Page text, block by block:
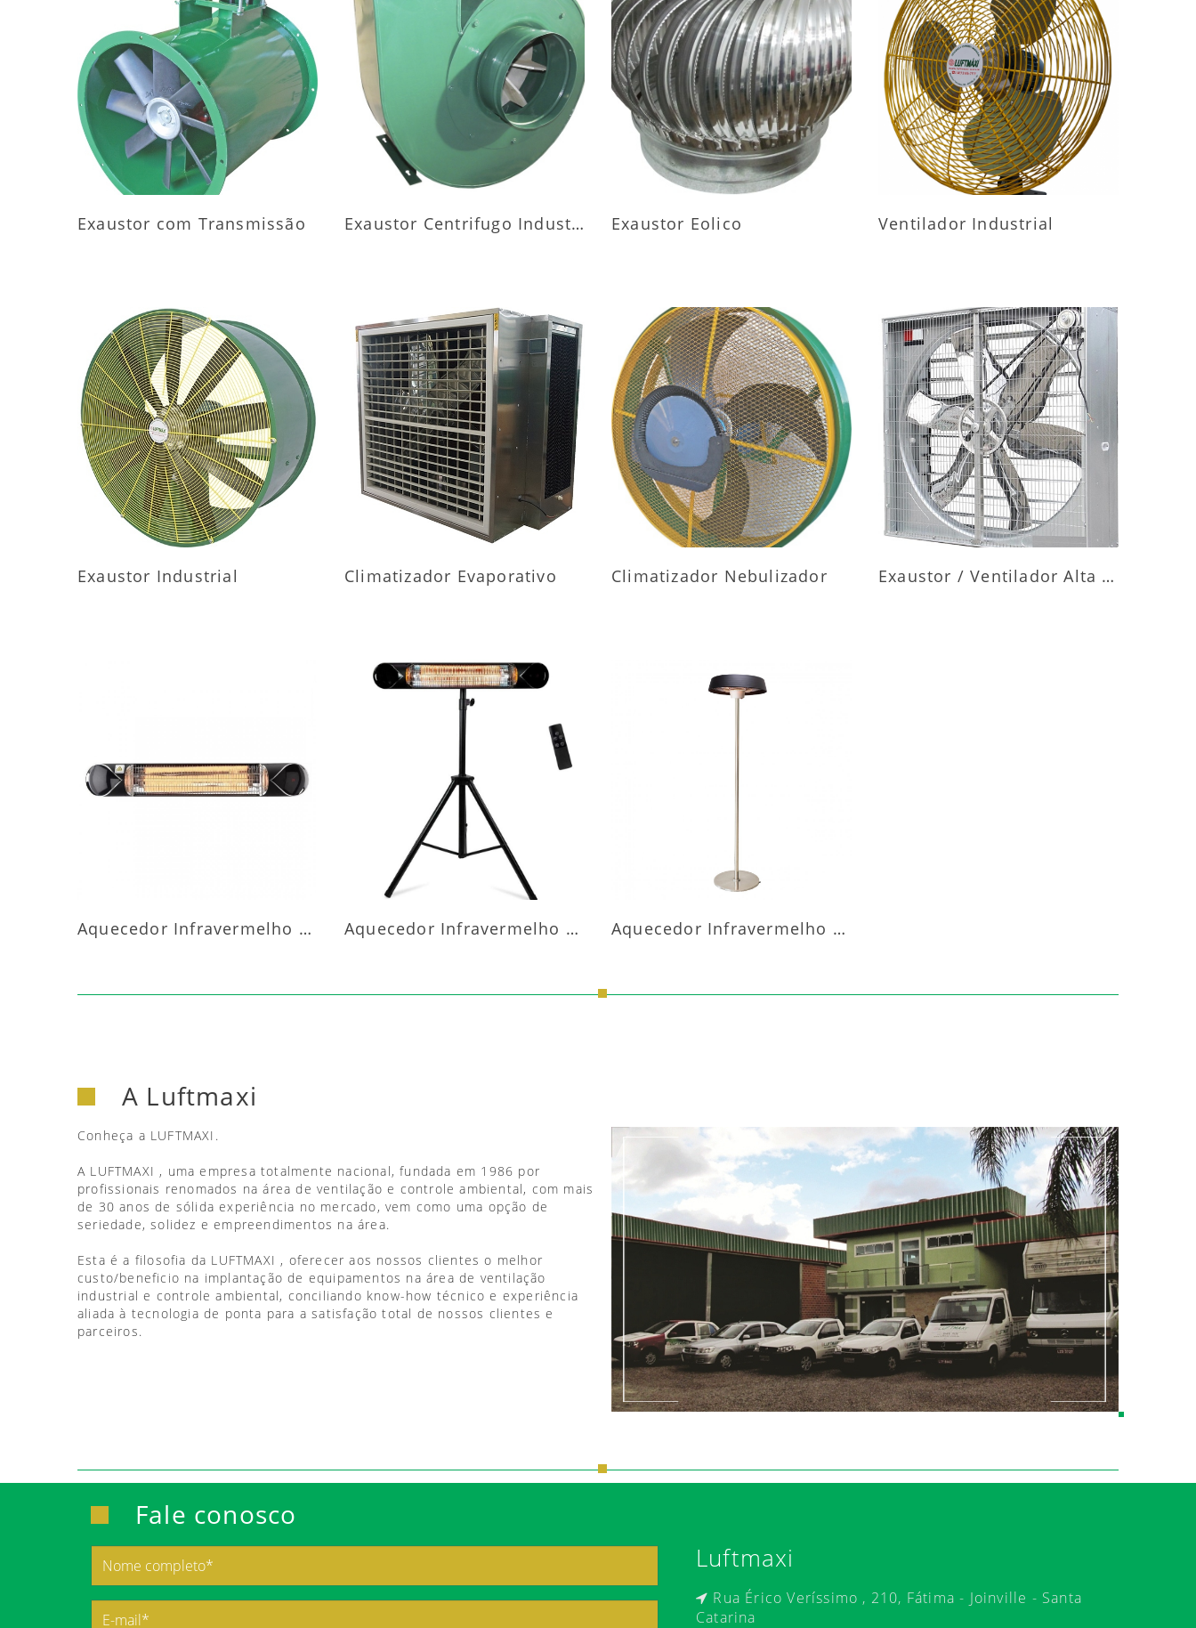
MAIS INFORMAÇÕES
Exaustor com Transmissão
MAIS INFORMAÇÕES
Exaustor Centrifugo Industrial
MAIS INFORMAÇÕES
Exaustor Eolico
MAIS INFORMAÇÕES
Ventilador Industrial
MAIS INFORMAÇÕES
Exaustor Industrial
MAIS INFORMAÇÕES
Climatizador Evaporativo
MAIS INFORMAÇÕES
Climatizador Nebulizador
MAIS INFORMAÇÕES
Exaustor / Ventilador Alta Vazão
MAIS INFORMAÇÕES
Aquecedor Infravermelho Parede
MAIS INFORMAÇÕES
Aquecedor Infravermelho Pedestal Aquecedor Infravermelho Pedestal Luft-20000
A Luftmaxi
Conheça a LUFTMAXI.
A LUFTMAXI , uma empresa totalmente nacional, fundada em 1986 por
profissionais renomados na área de ventilação e controle ambiental, com mais
de 30 anos de sólida experiência no mercado, vem como uma opção de
seriedade, solidez e empreendimentos na área.
Esta é a filosofia da LUFTMAXI , oferecer aos nossos clientes o melhor
custo/beneficio na implantação de equipamentos na área de ventilação
industrial e controle ambiental, conciliando know-how técnico e experiência
aliada à tecnologia de ponta para a satisfação total de nossos clientes e
parceiros.
Fale conosco
Luftmaxi
Rua Érico Veríssimo , 210, Fátima - Joinville - Santa
Catarina